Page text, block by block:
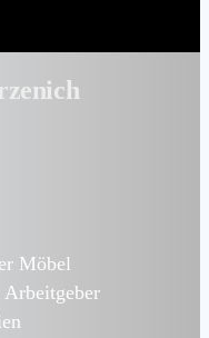
Möbel
Arbeitgeber